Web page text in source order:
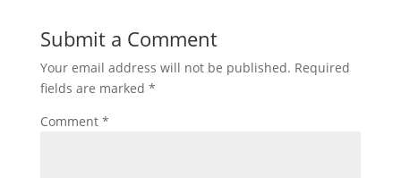
Submit a Comment
Your email address will not be published. Required
fields are marked *
Comment *